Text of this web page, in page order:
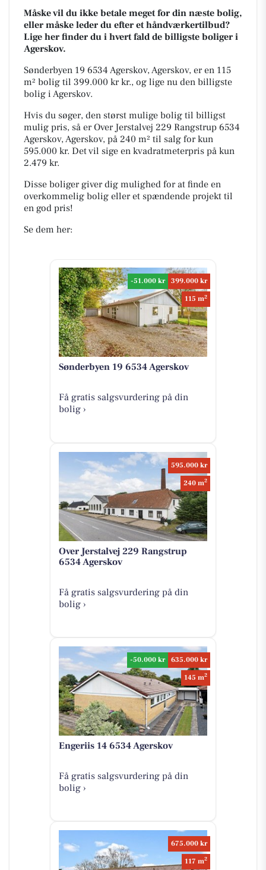
Måske vil du ikke betale meget for din næste bolig,
eller måske leder du efter et håndværkertilbud?
Lige her finder du i hvert fald de billigste boliger i
Agerskov.
Sønderbyen 19 6534 Agerskov, Agerskov, er en 115
m² bolig til 399.000 kr kr., og lige nu den billigste
bolig i Agerskov.
Hvis du søger, den størst mulige bolig til billigst
mulig pris, så er Over Jerstalvej 229 Rangstrup 6534
Agerskov, Agerskov, på 240 m² til salg for kun
595.000 kr. Det vil sige en kvadratmeterpris på kun
2.479 kr.
Disse boliger giver dig mulighed for at finde en
overkommelig bolig eller et spændende projekt til
en god pris!
Se dem her:
-51.000 kr
399.000 kr
115 m2
Sønderbyen 19 6534 Agerskov
Få gratis salgsvurdering på din
bolig ›
595.000 kr
240 m2
Over Jerstalvej 229 Rangstrup
6534 Agerskov
Få gratis salgsvurdering på din
bolig ›
-50.000 kr
635.000 kr
145 m2
Engeriis 14 6534 Agerskov
Få gratis salgsvurdering på din
bolig ›
675.000 kr
117 m2